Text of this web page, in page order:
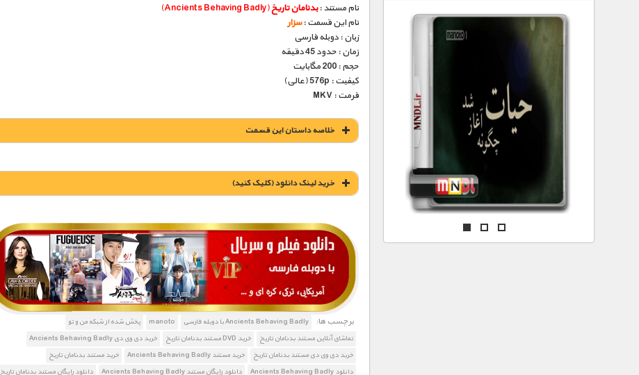
ماورایی
نام مستند :بدنامان تاریخ(Ancients Behaving Badly)
نام این قسمت :سزار
زبان : دوبله فارسی
زمان : حدود 45 دقیقه
حجم : 200 مگابایت
کیفیت : 576p (عالی)
فرمت : MKV
خلاصه داستان این قسمت
خريد لينک دانلود (کليک کنيد)
1900 تومان – خريد لينک دانلود (افزودن به سبد خريد)
برچسب ها: Ancients Behaving Badly با دوبله فارسی manoto
پخش شده از شبکه من و تو
تماشای آنلاین مستند بدنامان تاریخ
خرید DVD مستند بدنامان تاریخ
خرید دی وی دی Ancients Behaving Badly
خرید دی وی دی مستند بدنامان تاریخ
خرید مستند Ancients Behaving Badly
خرید مستند بدنامان تاریخ
دانلود Ancients Behaving Badly
دانلود رایگان مستند Ancients Behaving Badly
دانلود رایگان مستند بدنامان تاریخ